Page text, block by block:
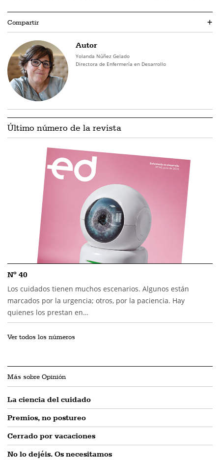
Compartir +
Autor
Yolanda Núñez Gelado
Directora de Enfermería en Desarrollo
Último número de la revista
Nº 40
Los cuidados tienen muchos escenarios. Algunos están
marcados por la urgencia; otros, por la paciencia. Hay
quienes los prestan en…
Ver todos los números
Más sobre Opinión
La ciencia del cuidado
Premios, no postureo
Cerrado por vacaciones
No lo dejéis. Os necesitamos